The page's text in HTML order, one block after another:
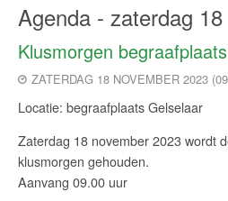
Agenda - zaterdag
Klusmorgen
ZATERDAG 18 NOVEMBER 2023
Locatie: begraafplaats Gelselaar
Zaterdag 18 november 2023 wordt
klusmorgen gehouden.
Aanvang 09.00 uur